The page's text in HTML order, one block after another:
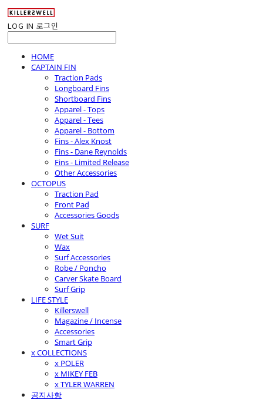
LOG IN 로그인
HOME
CAPTAIN FIN
Traction Pads
Longboard Fins
Shortboard Fins
Apparel - Tops
Apparel - Tees
Apparel - Bottom
Fins - Alex Knost
Fins - Dane Reynolds
Fins - Limited Release
Other Accessories
OCTOPUS
Traction Pad
Front Pad
Accessories Goods
SURF
Wet Suit
Wax
Surf Accessories
Robe / Poncho
Carver Skate Board
Surf Grip
LIFE STYLE
Killerswell
Magazine / Incense
Accessories
Smart Grip
x COLLECTIONS
x POLER
x MIKEY FEB
x TYLER WARREN
공지사항